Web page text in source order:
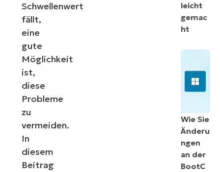
Schwellenwert
fällt,
eine
gute
Möglichkeit
ist,
diese
Probleme
zu
vermeiden.
In
diesem
Beitrag
leicht
gemac
ht
Wie Sie
Änderu
ngen
an der
BootC